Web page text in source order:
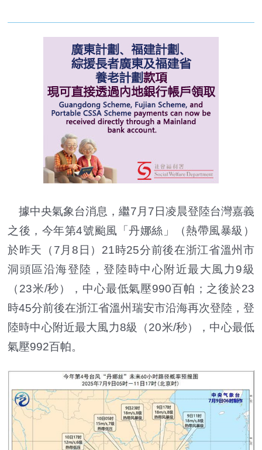
據中央氣象台消息，繼7月7日凌晨登陸台灣嘉義
之後，今年第4號颱風「丹娜絲」（熱帶風暴級）
於昨天（7月8日）21時25分前後在浙江省溫州市
洞頭區沿海登陸，登陸時中心附近最大風力9級
（23米/秒），中心最低氣壓990百帕；之後於23
時45分前後在浙江省溫州瑞安市沿海再次登陸，登
陸時中心附近最大風力8級（20米/秒），中心最低
氣壓992百帕。